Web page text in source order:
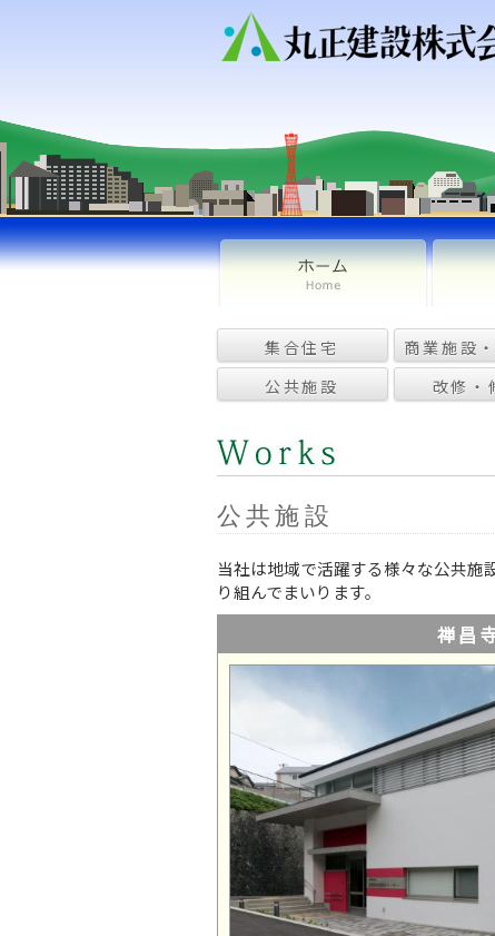
集合住宅 商業施設
公共施設
改修・
公共施設
当社は地域で活躍する様々な公共施
り組んでまいります。
禅昌